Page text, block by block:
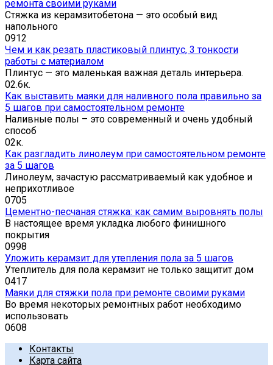
ремонта своими руками
Стяжка из керамзитобетона — это особый вид
напольного
0912
Чем и как резать пластиковый плинтус, 3 тонкости
работы с материалом
Плинтус — это маленькая важная деталь интерьера.
02.6к.
Как выставить маяки для наливного пола правильно за
5 шагов при самостоятельном ремонте
Наливные полы – это современный и очень удобный
способ
02к.
Как разгладить линолеум при самостоятельном ремонте
за 5 шагов
Линолеум, зачастую рассматриваемый как удобное и
неприхотливое
0705
Цементно-песчаная стяжка: как самим выровнять полы
В настоящее время укладка любого финишного
покрытия
0998
Уложить керамзит для утепления пола за 5 шагов
Утеплитель для пола керамзит не только защитит дом
0417
Маяки для стяжки пола при ремонте своими руками
Во время некоторых ремонтных работ необходимо
использовать
0608
Контакты
Карта сайта